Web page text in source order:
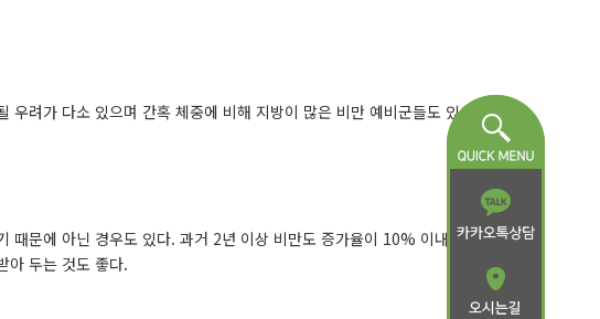
려가 다소 있으며 간혹 체중에 비해 지방이 많은 비만 예비군들도 있으므
문에 아닌 경우도 있다. 과거 2년 이상 비만도 증가율이 10% 이내이고 현
아 두는 것도 좋다.